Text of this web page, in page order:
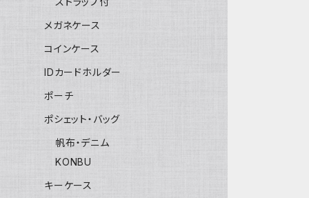
メガネケース
コインケース
IDカードホルダー
ポーチ
ポシェット・バッグ
帆布・デニム
KONBU
キーケース